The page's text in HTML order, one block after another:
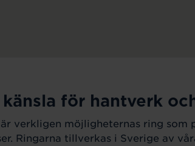
känsla för hantverk
är verkligen möjligheternas ring som
Ringarna tillverkas i Sverige av